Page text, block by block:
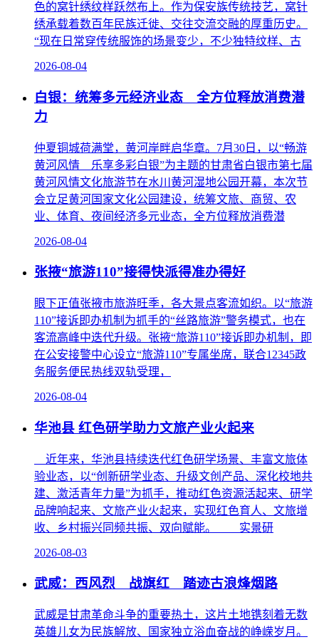
色的窝针绣纹样跃然布上。作为保安族传统技艺，窝针
绣承载着数百年民族迁徙、交往交流交融的厚重历史。
“现在日常穿传统服饰的场景变少，不少独特纹样、古
2026-08-04
白银：统筹多元经济业态 全方位释放消费潜
力
仲夏铜城荷满堂，黄河岸畔启华章。7月30日，以“畅游
黄河风情 乐享多彩白银”为主题的甘肃省白银市第七届
黄河风情文化旅游节在水川黄河湿地公园开幕，本次节
会立足黄河国家文化公园建设，统筹文旅、商贸、农
业、体育、夜间经济多元业态，全方位释放消费潜
2026-08-04
张掖“旅游110”接得快派得准办得好
眼下正值张掖市旅游旺季，各大景点客流如织。以“旅游
110”接诉即办机制为抓手的“丝路旅游”警务模式，也在
客流高峰中迭代升级。张掖“旅游110”接诉即办机制，即
在公安接警中心设立“旅游110”专属坐席，联合12345政
务服务便民热线双轨受理，
2026-08-04
华池县 红色研学助力文旅产业火起来
近年来，华池县持续迭代红色研学场景、丰富文旅体
验业态，以“创新研学业态、升级文创产品、深化校地共
建、激活青年力量”为抓手，推动红色资源活起来、研学
品牌响起来、文旅产业火起来，实现红色育人、文旅增
收、乡村振兴同频共振、双向赋能。 实景研
2026-08-03
武威：西风烈 战旗红 踏迹古浪烽烟路
武威是甘肃革命斗争的重要热土，这片土地镌刻着无数
英雄儿女为民族解放、国家独立浴血奋战的峥嵘岁月。